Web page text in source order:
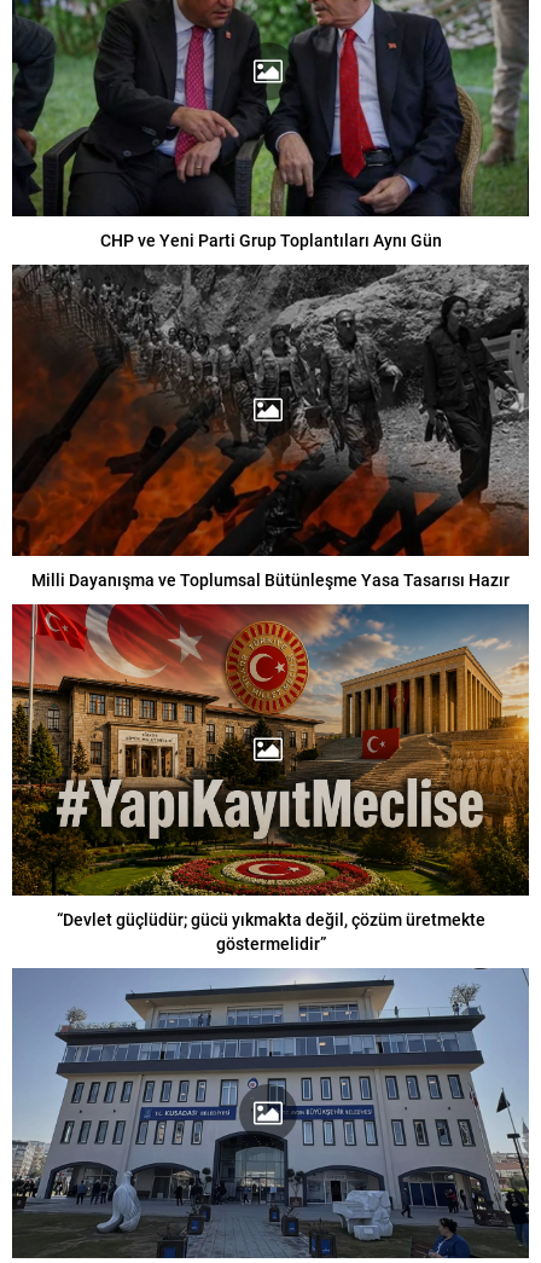
CHP ve Yeni Parti Grup Toplantıları Aynı Gün
Milli Dayanışma ve Toplumsal Bütünleşme Yasa Tasarısı Hazır
“Devlet güçlüdür; gücü yıkmakta değil, çözüm üretmekte
göstermelidir”